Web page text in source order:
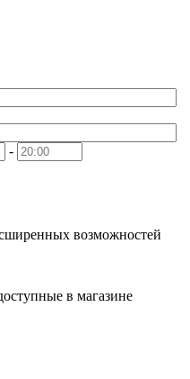
-
возможностей
в магазине